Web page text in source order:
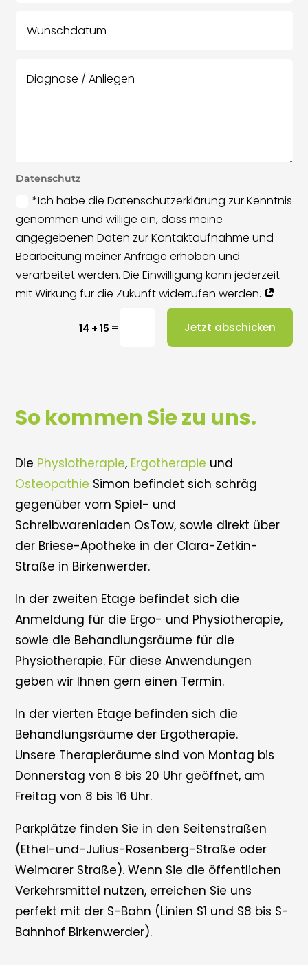
Datenschutz
*Ich habe die Datenschutzerklärung zur Kenntnis
genommen und willige ein, dass meine
angegebenen Daten zur Kontaktaufnahme und
Bearbeitung meiner Anfrage erhoben und
verarbeitet werden. Die Einwilligung kann jederzeit
mit Wirkung für die Zukunft widerrufen werden.
14 + 15 = Jetzt abschicken
So kommen Sie zu uns.
Die Physiotherapie, Ergotherapie und
Osteopathie Simon befindet sich schräg
gegenüber vom Spiel- und
Schreibwarenladen OsTow, sowie direkt über
der Briese-Apotheke in der Clara-Zetkin-
Straße in Birkenwerder.
In der zweiten Etage befindet sich die
Anmeldung für die Ergo- und Physiotherapie,
sowie die Behandlungsräume für die
Physiotherapie. Für diese Anwendungen
geben wir Ihnen gern einen Termin.
In der vierten Etage befinden sich die
Behandlungsräume der Ergotherapie.
Unsere Therapieräume sind von Montag bis
Donnerstag von 8 bis 20 Uhr geöffnet, am
Freitag von 8 bis 16 Uhr.
Parkplätze finden Sie in den Seitenstraßen
(Ethel-und-Julius-Rosenberg-Straße oder
Weimarer Straße). Wenn Sie die öffentlichen
Verkehrsmittel nutzen, erreichen Sie uns
perfekt mit der S-Bahn (Linien S1 und S8 bis S-
Bahnhof Birkenwerder).